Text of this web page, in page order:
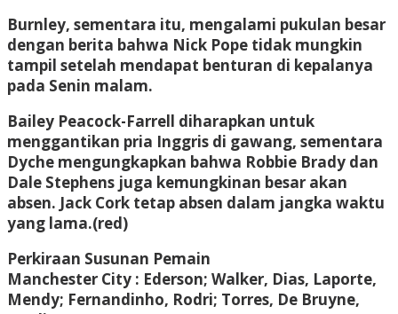
Burnley, sementara itu, mengalami pukulan besar
dengan berita bahwa Nick Pope tidak mungkin
tampil setelah mendapat benturan di kepalanya
pada Senin malam.
Bailey Peacock-Farrell diharapkan untuk
menggantikan pria Inggris di gawang, sementara
Dyche mengungkapkan bahwa Robbie Brady dan
Dale Stephens juga kemungkinan besar akan
absen. Jack Cork tetap absen dalam jangka waktu
yang lama.(red)
Perkiraan Susunan Pemain
Manchester City : Ederson; Walker, Dias, Laporte,
Mendy; Fernandinho, Rodri; Torres, De Bruyne,